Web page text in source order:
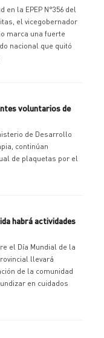
la EPEP N°356 del
el vicegobernador
marca una fuerte
nacional que quitó
voluntarios de
de Desarrollo
continúan
de plaquetas por el
habrá actividades
el Día Mundial de la
llevará
de la comunidad
en cuidados